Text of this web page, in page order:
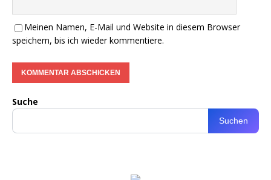
Meinen Namen, E-Mail und Website in diesem Browser
speichern, bis ich wieder kommentiere.
Suche
Suchen